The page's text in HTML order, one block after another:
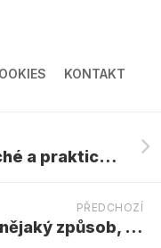
KONTAKT
3 jednoduché a prakticky spolehlivé způsoby léčby plísně nehtů
PŘEDCHOZÍ
Existuje nějaký způsob, jak zastavit vypadávání vlasů?